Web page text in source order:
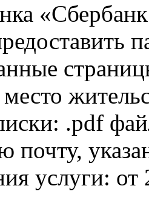
.pdf
почту,
услуги: от